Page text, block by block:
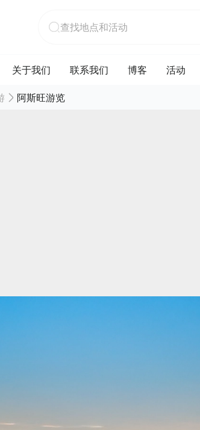
关于我们 联系我们 博客 活动
阿斯旺游览